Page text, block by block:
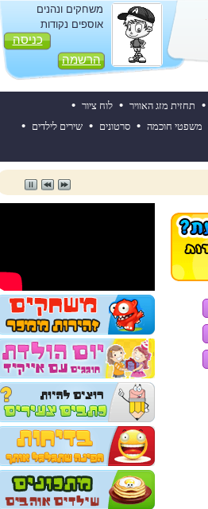
משחקים ונהנים
אוספים נקודות
כניסה
הרשמה
• תחזית מזג האוויר • לוח ציור •
משפטי חוכמה • סרטונים • שירים לילדים •